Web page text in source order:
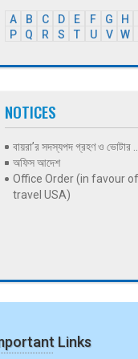
A B C D E F G H
P
Q R S T U V W
NOTICES
বায়রা’র সদস্যপদ গ্রহণ ও ভোটার ...
অফিস আদেশ
Office Order (in favour
travel USA)
Links